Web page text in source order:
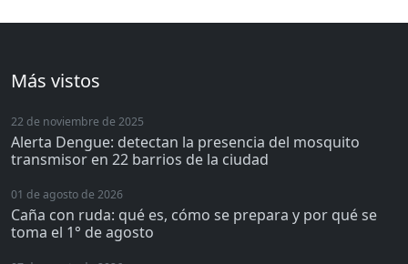
Más vistos
22 de noviembre de 2025
Alerta Dengue: detectan la presencia del mosquito
transmisor en 22 barrios de la ciudad
01 de agosto de 2026
Caña con ruda: qué es, cómo se prepara y por qué se
toma el 1° de agosto